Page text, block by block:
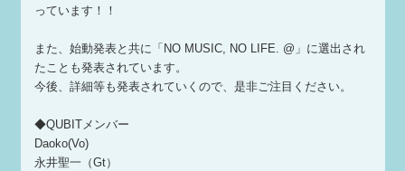
っています！！
また、始動発表と共に「NO MUSIC, NO LIFE. @」に選出され
たことも発表されています。
今後、詳細等も発表されていくので、是非ご注目ください。
◆QUBITメンバー
Daoko(Vo)
永井聖一（Gt）